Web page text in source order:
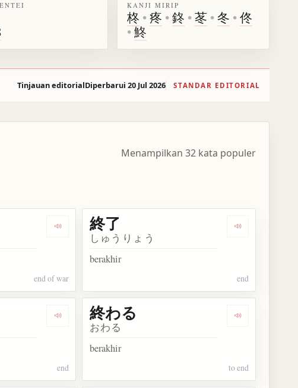
KANJI MIRIP
柊 •疼 •鉖 •苳 •冬 •佟
•鮗
Tinjauan editorialDiperbarui 20 Jul 2026 STANDAR EDITORIAL
Menampilkan 32 kata populer
Dengarkan kosakata 終戦
end of war
Dengarkan
終了
しゅうりょう
berakhir
end
Dengarkan kosakata 終止符
end
Dengarkan
終わる
おわる
berakhir
to end